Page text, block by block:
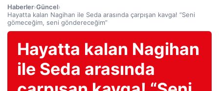
Haberler›Güncel›
Hayatta kalan Nagihan ile Seda arasında çarpışan kavga! “Seni
gömeceğim, seni göndereceğim”
Hayatta kalan Nagihan
ile Seda arasında